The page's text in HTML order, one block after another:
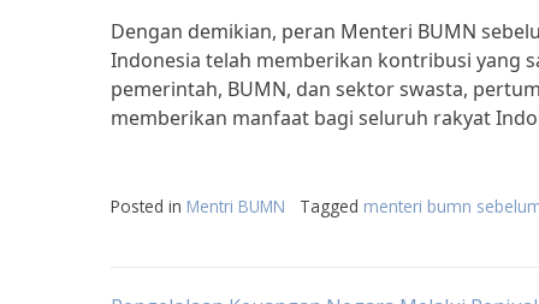
Dengan demikian, peran Menteri BUMN
Indonesia telah memberikan kontribusi yang
pemerintah, BUMN, dan sektor swasta,
memberikan manfaat bagi seluruh rakyat
Posted in Mentri BUMN Tagged menteri bumn